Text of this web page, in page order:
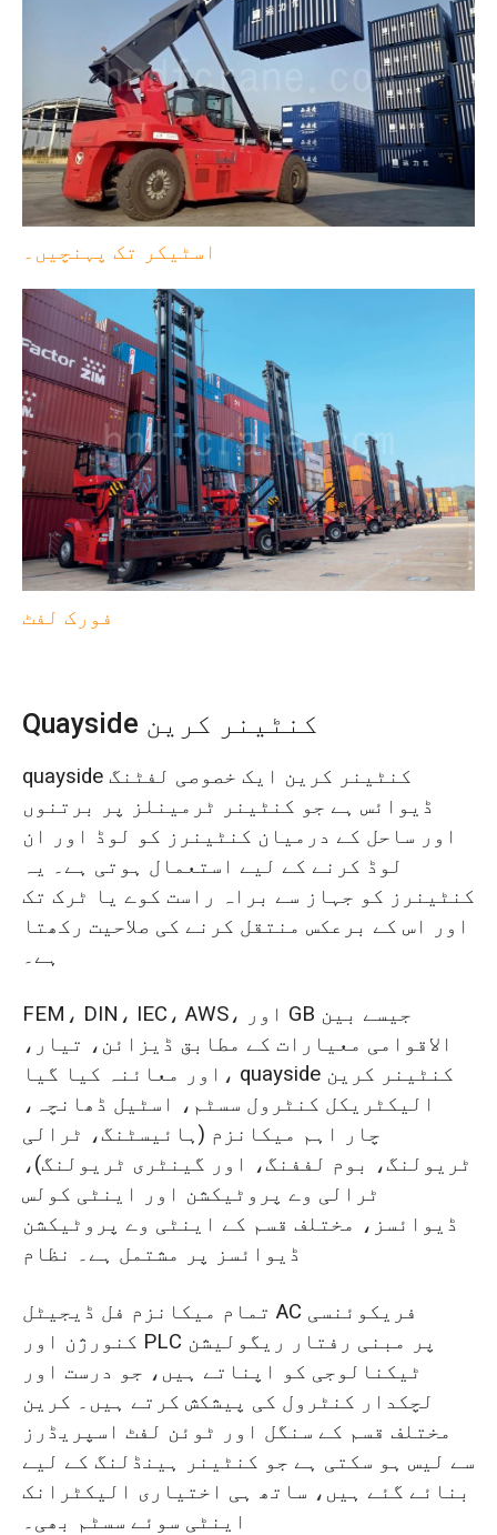
اسٹیکر تک پہنچیں۔
فورک لفٹ
Quayside کنٹینر کرین
quayside کنٹینر کرین ایک خصوصی لفٹنگ
ڈیوائس ہے جو کنٹینر ٹرمینلز پر برتنوں
اور ساحل کے درمیان کنٹینرز کو لوڈ اور ان
لوڈ کرنے کے لیے استعمال ہوتی ہے۔ یہ
کنٹینرز کو جہاز سے براہ راست کوے یا ٹرک تک
اور اس کے برعکس منتقل کرنے کی صلاحیت رکھتا
ہے۔
FEM، DIN، IEC، AWS، اور GB جیسے بین
الاقوامی معیارات کے مطابق ڈیزائن، تیار،
اور معائنہ کیا گیا، quayside کنٹینر کرین
الیکٹریکل کنٹرول سسٹم، اسٹیل ڈھانچہ،
چار اہم میکانزم (ہائیسٹنگ، ٹرالی
ٹریولنگ، بوم لففنگ، اور گینٹری ٹریولنگ)،
ٹرالی وے پروٹیکشن اور اینٹی کولس
ڈیوائسز، مختلف قسم کے اینٹی وے پروٹیکشن
ڈیوائسز پر مشتمل ہے۔ نظام
تمام میکانزم فل ڈیجیٹل AC فریکوئنسی
کنورژن اور PLC پر مبنی رفتار ریگولیشن
ٹیکنالوجی کو اپناتے ہیں، جو درست اور
لچکدار کنٹرول کی پیشکش کرتے ہیں۔ کرین
مختلف قسم کے سنگل اور ٹوئن لفٹ اسپریڈرز
سے لیس ہو سکتی ہے جو کنٹینر ہینڈلنگ کے لیے
بنائے گئے ہیں، ساتھ ہی اختیاری الیکٹرانک
اینٹی سوئے سسٹم بھی۔